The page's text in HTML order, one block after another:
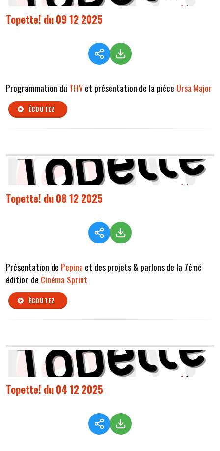
Topette! du 09 12 2025
Programmation du THVet présentation de la pièce Ursa Major
ÉCOUTEZ
Topette! du 08 12 2025
Présentation de Pepina et des projets & parlons de la 7émé
édition de Cinéma Sprint
ÉCOUTEZ
Topette! du 04 12 2025